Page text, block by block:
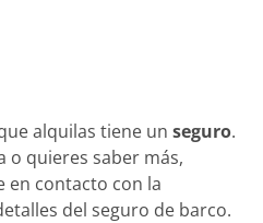
alquilas tiene un seguro.
o quieres saber más,
en contacto con la
del seguro de barco.